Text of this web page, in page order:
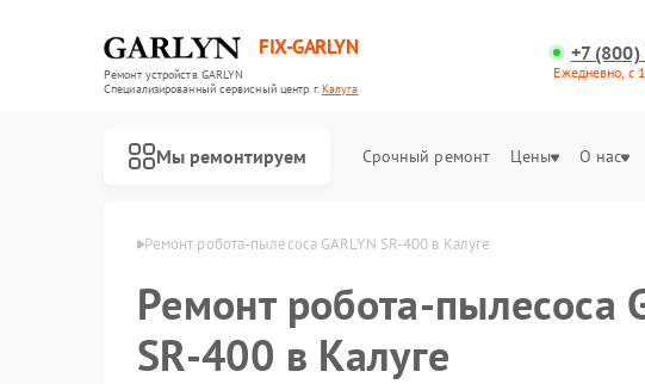
FIX-GARLYN
Ремонт устройств GARLYN
Специализированный cервисный центр г.Калуга
+7
Ежедневно, с
Мы ремонтируем Срочный ремонт Цены О нас
Ремонт робота-пылесоса GARLYN SR-400 в Калуге
Ремонт робота-пылесоса
SR-400 в Калуге